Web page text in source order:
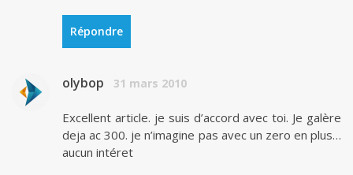
Répondre
olybop 31 mars 2010
Excellent article. je suis d’accord avec toi. Je galère
deja ac 300. je n’imagine pas avec un zero en plus…
aucun intéret